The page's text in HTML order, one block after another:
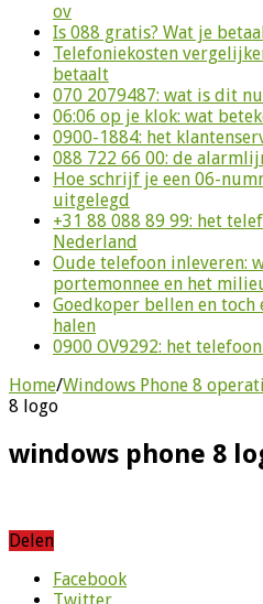
ov
Is 088 gratis? Wat je
Telefoniekosten
betaalt
070 2079487: wat is dit
06:06 op je klok: wat
0900-1884: het
088 722 66 00: de
Hoe schrijf je een 06-
uitgelegd
+31 88 088 89 99: het
Nederland
Oude telefoon inleveren:
portemonnee en het
Goedkoper bellen en toch
halen
0900 OV9292: het
Home/Windows Phone 8
8 logo
windows phone 8
Delen
Facebook
Twitter